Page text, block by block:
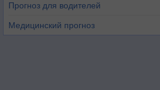
Прогноз для водителей
Медицинский прогноз